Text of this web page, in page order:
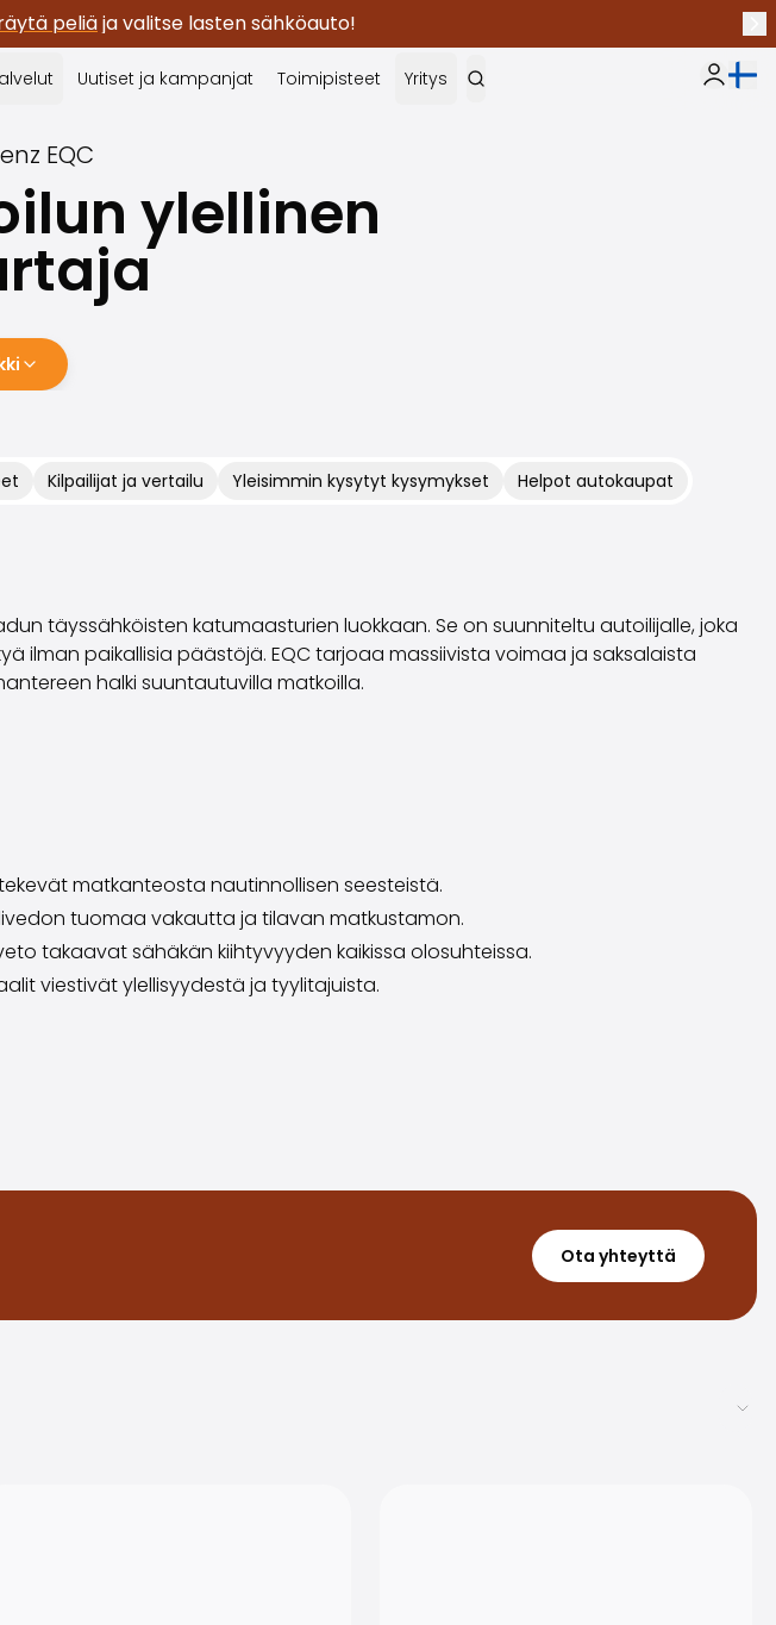
peliäja valitse lasten sähköauto!
Uutiset ja kampanjat Toimipisteet Yritys Oma
EQC
ylellinen
Kilpailijat ja vertailu Yleisimmin kysytyt kysymykset Helpot autokaupat
täyssähköisten katumaasturien luokkaan. Se on suunniteltu autoilijalle, joka
paikallisia päästöjä. EQC tarjoaa massiivista voimaa ja saksalaista
halki suuntautuvilla matkoilla.
matkanteosta nautinnollisen seesteistä.
tuomaa vakautta ja tilavan matkustamon.
takaavat sähäkän kiihtyvyyden kaikissa olosuhteissa.
viestivät ylellisyydestä ja tyylitajuista.
Ota yhteyttä